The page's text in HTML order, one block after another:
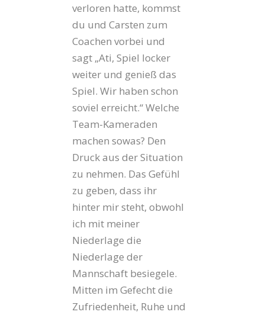
verloren hatte, kommst
du und Carsten zum
Coachen vorbei und
sagt „Ati, Spiel locker
weiter und genieß das
Spiel. Wir haben schon
soviel erreicht.“ Welche
Team-Kameraden
machen sowas? Den
Druck aus der Situation
zu nehmen. Das Gefühl
zu geben, dass ihr
hinter mir steht, obwohl
ich mit meiner
Niederlage die
Niederlage der
Mannschaft besiegele.
Mitten im Gefecht die
Zufriedenheit, Ruhe und